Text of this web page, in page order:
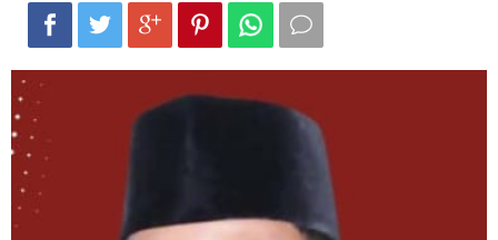
"Ini
Murni
Kriminal,
Jangan
Digiring
ke